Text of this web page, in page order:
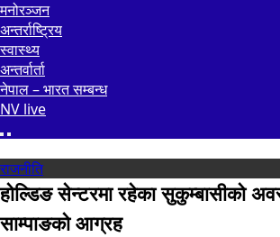
मनोरञ्जन
अन्तर्राष्ट्रिय
स्वास्थ्य
अन्तर्वार्ता
नेपाल – भारत सम्बन्ध
NV live
राजनीति
होल्डिङ सेन्टरमा रहेका सुकुम्बासीको
साम्पाङको आग्रह